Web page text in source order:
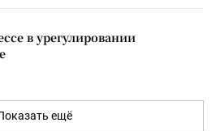
в урегулировании
ещё